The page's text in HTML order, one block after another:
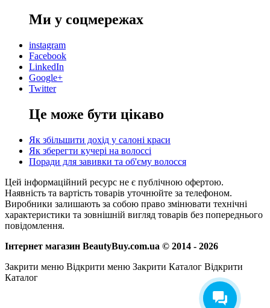
Ми у соцмережах
instagram
Facebook
LinkedIn
Google+
Twitter
Це може бути цікаво
Як збільшити дохід у салоні краси
Як зберегти кучері на волоссі
Поради для завивки та об'єму волосся
Цей інформаційний ресурс не є публічною офертою.
Наявність та вартість товарів уточнюйте за телефоном.
Виробники залишають за собою право змінювати технічні
характеристики та зовнішній вигляд товарів без попереднього
повідомлення.
Інтернет магазин BeautyBuy.com.ua © 2014 - 2026
Закрити меню Відкрити меню Закрити Каталог Відкрити
Каталог